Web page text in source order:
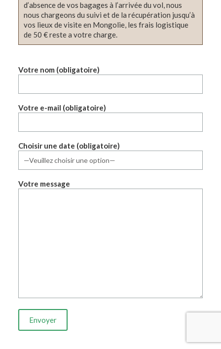
d’absence de vos bagages à l’arrivée du vol, nous
nous chargeons du suivi et de la récupération jusqu’à
vos lieux de visite en Mongolie, les frais logistique
de 50 € reste a votre charge.
Votre nom (obligatoire)
Votre e-mail (obligatoire)
Choisir une date (obligatoire)
Votre message